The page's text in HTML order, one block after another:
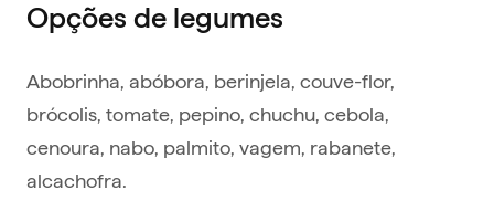
Opções de legumes
Abobrinha, abóbora, berinjela, couve-flor,
brócolis, tomate, pepino, chuchu, cebola,
cenoura, nabo, palmito, vagem, rabanete,
alcachofra.